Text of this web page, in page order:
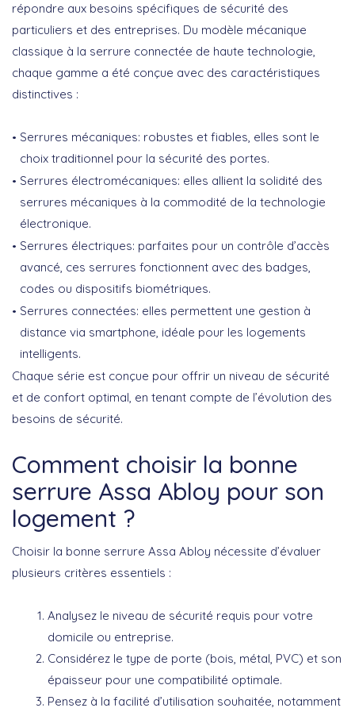
répondre aux besoins spécifiques de sécurité des
particuliers et des entreprises. Du modèle mécanique
classique à la serrure connectée de haute technologie,
chaque gamme a été conçue avec des caractéristiques
distinctives :
Serrures mécaniques: robustes et fiables, elles sont le
choix traditionnel pour la sécurité des portes.
Serrures électromécaniques: elles allient la solidité des
serrures mécaniques à la commodité de la technologie
électronique.
Serrures électriques: parfaites pour un contrôle d’accès
avancé, ces serrures fonctionnent avec des badges,
codes ou dispositifs biométriques.
Serrures connectées: elles permettent une gestion à
distance via smartphone, idéale pour les logements
intelligents.
Chaque série est conçue pour offrir un niveau de sécurité
et de confort optimal, en tenant compte de l’évolution des
besoins de sécurité.
Comment choisir la bonne
serrure Assa Abloy pour son
logement ?
Choisir la bonne serrure Assa Abloy nécessite d’évaluer
plusieurs critères essentiels :
Analysez le niveau de sécurité requis pour votre
domicile ou entreprise.
Considérez le type de porte (bois, métal, PVC) et son
épaisseur pour une compatibilité optimale.
Pensez à la facilité d’utilisation souhaitée, notamment